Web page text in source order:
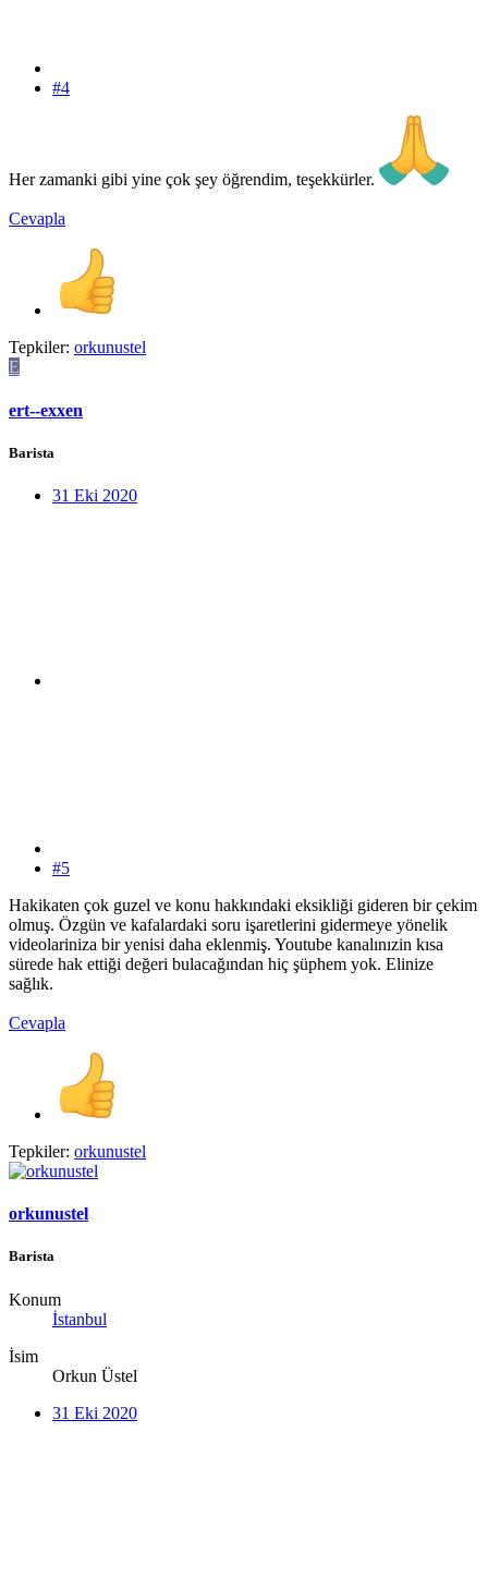
#4
Her zamanki gibi yine çok şey öğrendim, teşekkürler.
Cevapla
Tepkiler: orkunustel
E
ert--exxen
Barista
31 Eki 2020
#5
Hakikaten çok guzel ve konu hakkındaki eksikliği gideren bir çekim
olmuş. Özgün ve kafalardaki soru işaretlerini gidermeye yönelik
videolariniza bir yenisi daha eklenmiş. Youtube kanalınızin kısa
sürede hak ettiği değeri bulacağından hiç şüphem yok. Elinize
sağlık.
Cevapla
Tepkiler: orkunustel
orkunustel
Barista
Konum
İstanbul
İsim
Orkun Üstel
31 Eki 2020